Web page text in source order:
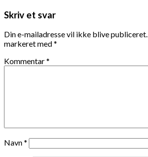
Skriv et svar
Din e-mailadresse vil ikke blive publiceret.
markeret med*
Kommentar*
Navn*